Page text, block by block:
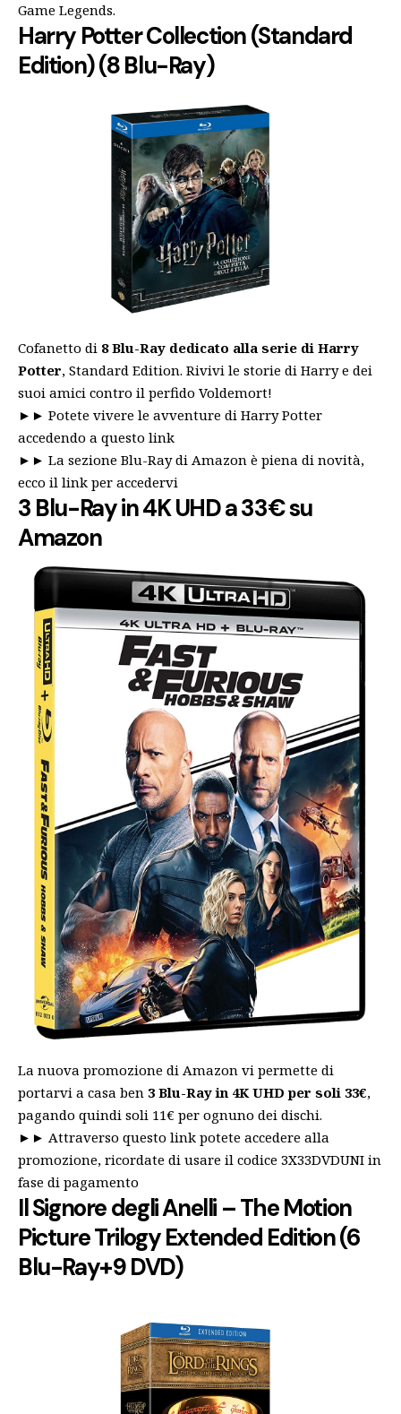
Game Legends.
Harry Potter Collection (Standard
Edition) (8 Blu-Ray)
Cofanetto di 8 Blu-Ray dedicato alla serie di Harry
Potter, Standard Edition. Rivivi le storie di Harry e dei
suoi amici contro il perfido Voldemort!
►► Potete vivere le avventure di Harry Potter
accedendo a questo link
►► La sezione Blu-Ray di Amazon è piena di novità,
ecco il link per accedervi
3 Blu-Ray in 4K UHD a 33€ su
Amazon
La nuova promozione di Amazon vi permette di
portarvi a casa ben 3 Blu-Ray in 4K UHD per soli 33€,
pagando quindi soli 11€ per ognuno dei dischi.
►► Attraverso questo link potete accedere alla
promozione, ricordate di usare il codice 3X33DVDUNI in
fase di pagamento
Il Signore degli Anelli – The Motion
Picture Trilogy Extended Edition(6
Blu-Ray+9 DVD)